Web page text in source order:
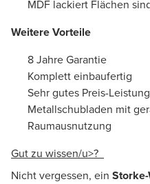
MDF lackiert Flächen
Weitere Vorteile
8 Jahre Garantie
Komplett einbaufertig
Sehr gutes Preis-
Metallschubladen mit
Raumausnutzung
Gut zu wissen/u>?
Nicht vergessen, ein